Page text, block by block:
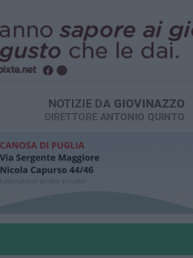
NOTIZIE DA GIOVINAZZO
DIRETTORE ANTONIO QUINTO